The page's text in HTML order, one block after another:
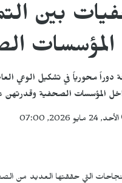
بين
محورياً في تشكيل الوعي
المؤسسات الصحفية وقدرتهن
الأحد, 24 مايو 2026, 07:00
التي حققتها العديد من